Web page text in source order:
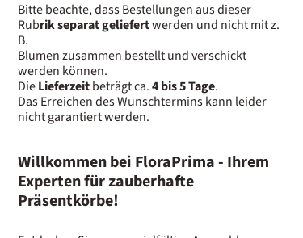
Bitte beachte, dass Bestellungen aus dieser
Rubrik separat geliefertwerden und nicht mit z.
B.
Blumen zusammen bestellt und verschickt
werden können.
DieLieferzeitbeträgt ca.4 bis 5 Tage.
Das Erreichen des Wunschtermins kann leider
nicht garantiert werden.
Willkommen bei FloraPrima - Ihrem
Experten für zauberhafte
Präsentkörbe!